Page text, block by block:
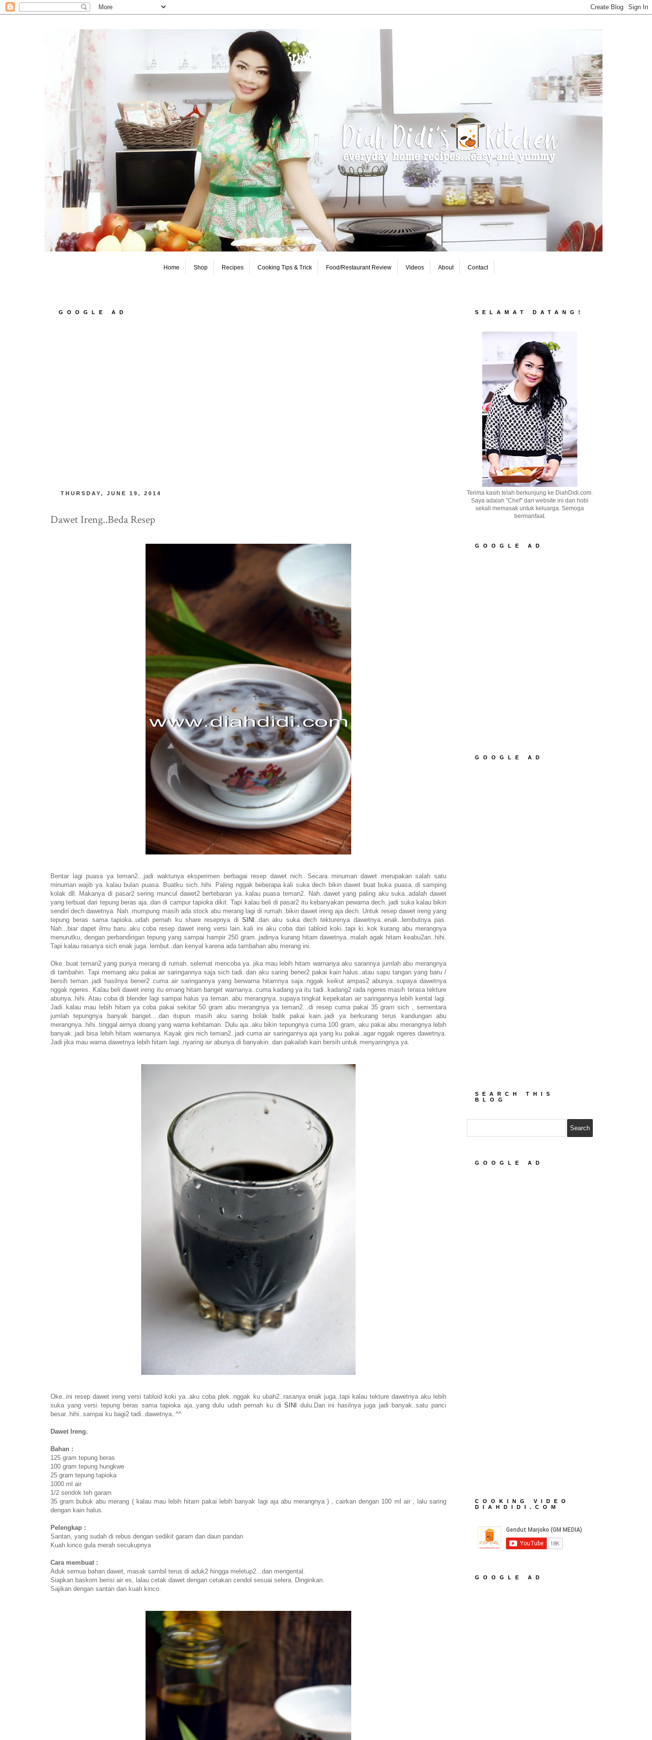
Home Shop Recipes Cooking Tips & Trick Food/Restaurant Review Videos About Contact
GOOGLE AD
THURSDAY, JUNE 19, 2014
Dawet Ireng..Beda Resep
Bentar lagi puasa ya teman2...jadi waktunya eksperimen berbagai resep dawet nich. Secara..minuman dawet merupakan salah satu
minuman wajib ya..kalau bulan puasa. Buatku sich..hihi. Paling nggak beberapa kali suka dech bikin dawet buat buka puasa..di samping
kolak dll. Makanya di pasar2 sering muncul dawet2 bertebaran ya..kalau puasa teman2. Nah..dawet yang paling aku suka..adalah dawet
yang terbuat dari tepung beras aja..dan di campur tapioka dikit. Tapi kalau beli di pasar2 itu kebanyakan pewarna dech..jadi suka kalau bikin
sendiri dech dawetnya. Nah..mumpung masih ada stock abu merang lagi di rumah..bikin dawet ireng aja dech. Untuk resep dawet ireng yang
tepung beras sama tapioka..udah pernah ku share resepnya di SINI ..dan aku suka dech tekturenya dawetnya..enak..lembutnya pas.
Nah...biar dapet ilmu baru..aku coba resep dawet ireng versi lain..kali ini aku coba dari tabloid koki..tapi ki..kok kurang abu merangnya
menurutku, dengan perbandingan tepung yang sampai hampir 250 gram..jadinya kurang hitam dawetnya..malah agak hitam keabu2an..hihi.
Tapi kalau rasanya sich enak juga..lembut..dan kenyal karena ada tambahan abu merang ini.
Oke..buat teman2 yang punya merang di rumah..selemat mencoba ya..jika mau lebih hitam warnanya aku sarannya jumlah abu merangnya
di tambahin. Tapi memang aku pakai air saringannya saja sich tadi..dan aku saring bener2 pakai kain halus..atau sapu tangan yang baru /
bersih teman..jadi hasilnya bener2 cuma air saringannya yang berwarna hitamnya saja..nggak keikut ampas2 abunya..supaya dawetnya
nggak ngeres. Kalau beli dawet ireng itu emang hitam banget warnanya..cuma kadang ya itu tadi..kadang2 rada ngeres masih terasa tekture
abunya..hihi. Atau coba di blender lagi sampai halus ya teman..abu merangnya..supaya tingkat kepekatan air saringannya lebih kental lagi.
Jadi..kalau mau lebih hitam ya coba pakai sekitar 50 gram abu merangnya ya teman2...di resep cuma pakai 35 gram sich , sementara
jumlah tepungnya banyak banget....dan itupun masih aku saring bolak balik pakai kain..jadi ya berkurang terus kandungan abu
merangnya..hihi..tinggal airnya doang yang warna kehitaman. Dulu aja..aku bikin tepungnya cuma 100 gram, aku pakai abu merangnya lebih
banyak..jadi bisa lebih hitam warnanya. Kayak gini nich teman2..jadi cuma air saringannya aja yang ku pakai..agar nggak ngeres dawetnya.
Jadi jika mau warna dawetnya lebih hitam lagi..nyaring air abunya di banyakin..dan pakailah kain bersih untuk menyaringnya ya.
Oke..ini resep dawet ireng versi tabloid koki ya..aku coba plek..nggak ku ubah2..rasanya enak juga..tapi kalau tekture dawetnya aku lebih
suka yang versi tepung beras sama tapioka aja..yang dulu udah pernah ku diSINI dulu.Dan ini hasilnya juga jadi banyak..satu panci
besar..hihi..sampai ku bagi2 tadi..dawetnya..^^
Dawet Ireng.
Bahan :
125 gram tepung beras
100 gram tepung hungkwe
25 gram tepung tapioka
1000 ml air
1/2 sendok teh garam
35 gram bubuk abu merang ( kalau mau lebih hitam pakai lebih banyak lagi aja abu merangnya ) , cairkan dengan 100 ml air , lalu saring
dengan kain halus.
Pelengkap :
Santan, yang sudah di rebus dengan sedikit garam dan daun pandan
Kuah kinco gula merah secukupnya
Cara membuat :
Aduk semua bahan dawet, masak sambil terus di aduk2 hingga meletup2...dan mengental.
Siapkan baskom berisi air es, lalau cetak dawet dengan cetakan cendol sesuai selera. Dinginkan.
Sajikan dengan santan dan kuah kinco.
SELAMAT DATANG!
Terima kasih telah berkunjung ke DiahDidi.com.
Saya adalah "Chef" dari website ini dan hobi
sekali memasak untuk keluarga. Semoga
bermanfaat.
GOOGLE AD
GOOGLE AD
SEARCH THIS
BLOG
GOOGLE AD
COOKING VIDEO
DIAHDIDI.COM
GOOGLE AD